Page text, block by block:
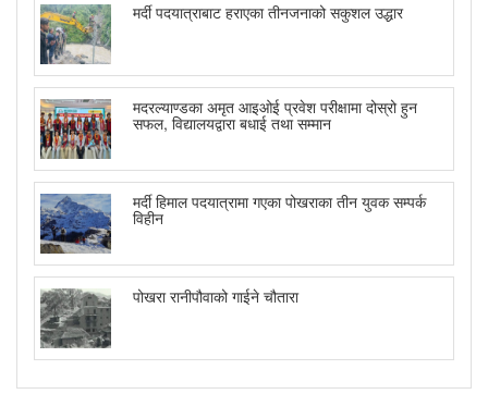
मर्दी पदयात्राबाट हराएका तीनजनाको सकुशल उद्धार
मदरल्याण्डका अमृत आइओई प्रवेश परीक्षामा दोस्रो हुन
सफल, विद्यालयद्वारा बधाई तथा सम्मान
मर्दी हिमाल पदयात्रामा गएका पोखराका तीन युवक सम्पर्क
विहीन
पोखरा रानीपौवाको गाईने चौतारा